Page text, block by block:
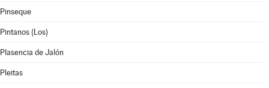
Pinseque
Pintanos (Los)
Plasencia de Jalón
Pleitas